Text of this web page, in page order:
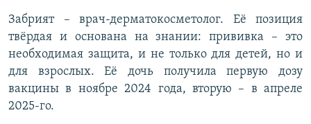
Забрият – врач-дерматокосметолог. Её позиция
твёрдая и основана на знании: прививка – это
необходимая защита, и не только для детей, но и
для взрослых. Её дочь получила первую дозу
вакцины в ноябре 2024 года, вторую – в апреле
2025-го.